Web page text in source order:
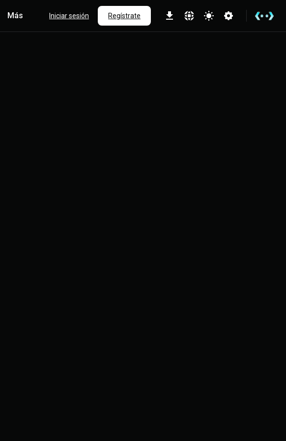
Más Iniciar sesión Regístrate